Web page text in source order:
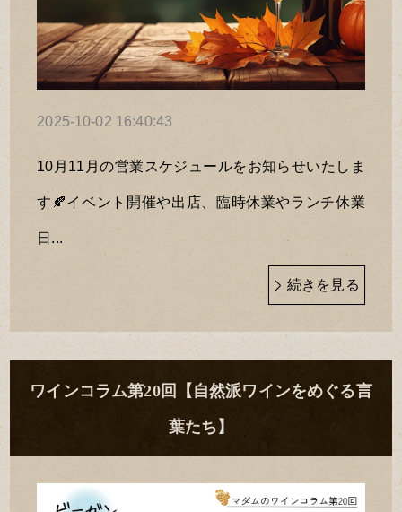
2025-10-02 16:40:43
10月11月の営業スケジュールをお知らせいたしま
す🍂イベント開催や出店、臨時休業やランチ休業
日...
続きを見る
ワインコラム第20回【自然派ワインをめぐる言
葉たち】